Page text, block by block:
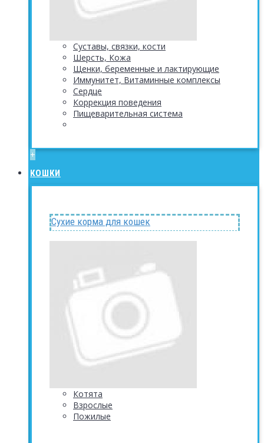
Суставы, связки, кости
Шерсть, Кожа
Щенки, беременные и лактирующие
Иммунитет, Витаминные комплексы
Сердце
Коррекция поведения
Пищеварительная система
+
КОШКИ
Сухие корма для кошек
Котята
Взрослые
Пожилые